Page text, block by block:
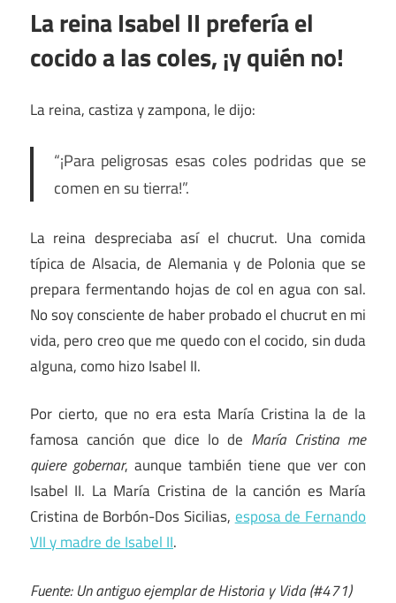
La reina Isabel II prefería el
cocido a las coles, ¡y quién no!
La reina, castiza y zampona, le dijo:
“¡Para peligrosas esas coles podridas que se
comen en su tierra!”.
La reina despreciaba así el chucrut. Una comida
típica de Alsacia, de Alemania y de Polonia que se
prepara fermentando hojas de col en agua con sal.
No soy consciente de haber probado el chucrut en mi
vida, pero creo que me quedo con el cocido, sin duda
alguna, como hizo Isabel II.
Por cierto, que no era esta María Cristina la de la
famosa canción que dice lo de María Cristina me
quiere gobernar, aunque también tiene que ver con
Isabel II. La María Cristina de la canción es María
Cristina de Borbón-Dos Sicilias,esposa de Fernando
VII y madre de Isabel II.
Fuente: Un antiguo ejemplar de Historia y Vida (#471)